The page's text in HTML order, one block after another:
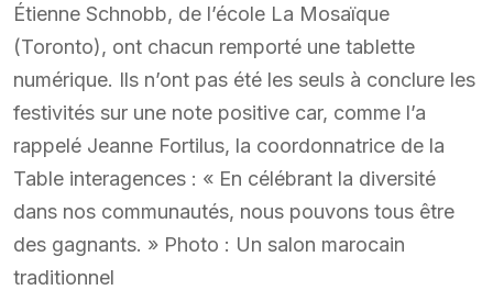
Étienne Schnobb, de l’école La Mosaïque
(Toronto), ont chacun remporté une tablette
numérique. Ils n’ont pas été les seuls à conclure les
festivités sur une note positive car, comme l’a
rappelé Jeanne Fortilus, la coordonnatrice de la
Table interagences : « En célébrant la diversité
dans nos communautés, nous pouvons tous être
des gagnants. » Photo : Un salon marocain
traditionnel